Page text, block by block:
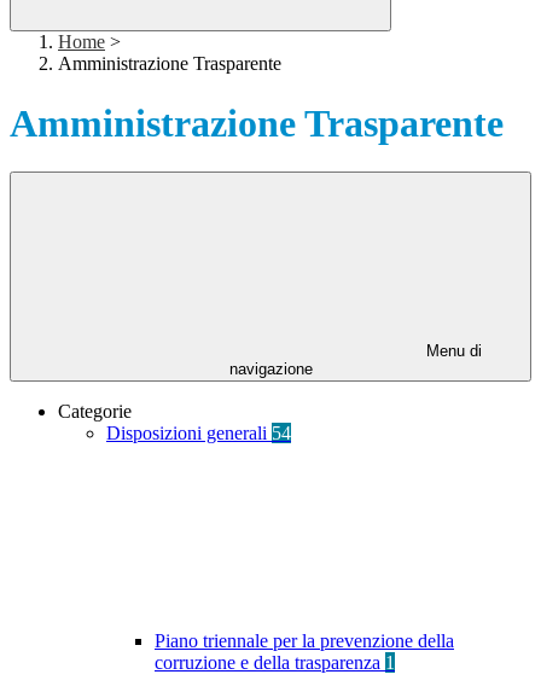
Home >
Amministrazione Trasparente
Amministrazione Trasparente
Menu di
navigazione
Categorie
Disposizioni generali 54
Piano triennale per la prevenzione della
corruzione e della trasparenza 1